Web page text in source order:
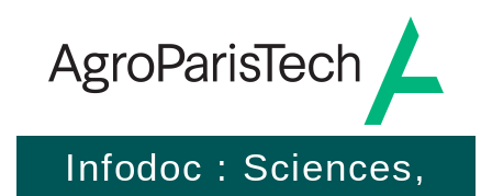
Infodoc : Sciences,